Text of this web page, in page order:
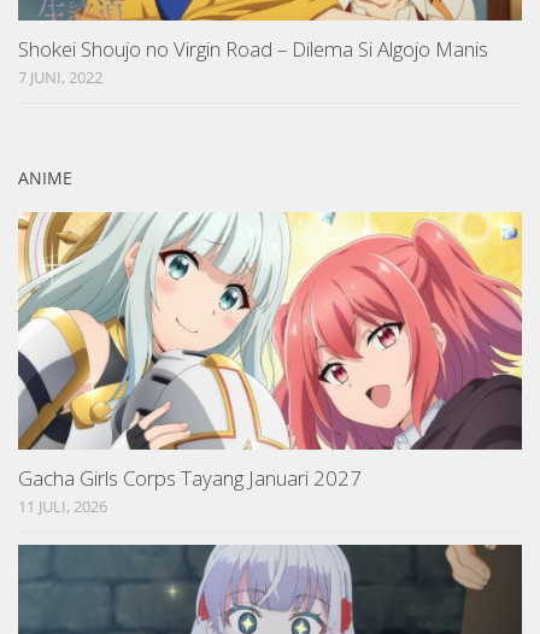
Shokei Shoujo no Virgin Road – Dilema Si Algojo Manis
7 JUNI, 2022
ANIME
Gacha Girls Corps Tayang Januari 2027
11 JULI, 2026